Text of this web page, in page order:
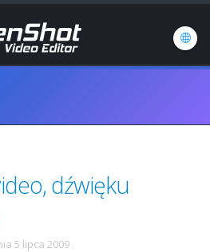
dźwięku
5 lipca 2009 .